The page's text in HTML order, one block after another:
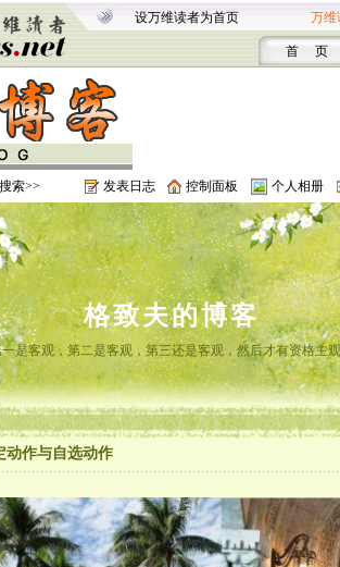
设万维读者为首页 万维
首 页
搜索>> 发表日志 控制面板 个人相册
格致夫的博客
是客观，第二是客观，第三还是客观，然后才有资格主
动作与自选动作